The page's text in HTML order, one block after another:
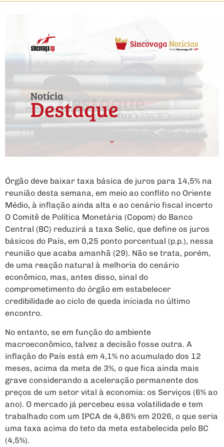
Órgão deve baixar taxa básica de juros para 14,5% na
reunião desta semana, em meio ao conflito no Oriente
Médio, à inflação ainda alta e ao cenário fiscal incerto
O Comitê de Política Monetária (Copom) do Banco
Central (BC) reduzirá a taxa Selic, que define os juros
básicos do País, em 0,25 ponto porcentual (p.p.), nessa
reunião que acaba amanhã (29). Não se trata, porém,
de uma reação natural à melhoria do cenário
econômico, mas, antes disso, sinal do
comprometimento do órgão em estabelecer
credibilidade ao ciclo de queda iniciada no último
encontro.
No entanto, se em função do ambiente
macroeconômico, talvez a decisão fosse outra. A
inflação do País está em 4,1% no acumulado dos 12
meses, acima da meta de 3%, o que fica ainda mais
grave considerando a aceleração permanente dos
preços de um setor vital à economia: os Serviços (6% ao
ano). O mercado já percebeu essa volatilidade e tem
trabalhado com um IPCA de 4,86% em 2026, o que seria
uma taxa acima do teto da meta estabelecida pelo BC
(4,5%).